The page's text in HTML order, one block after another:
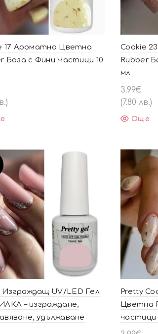
17 Ароматна Цветна
База с Фини Частици 10
Cookie
Rubber
мл
3.99€
(7.80 лв.)
Още
Изграждащ UV/LED Гел
– изграждане,
удължаване
Pretty
Цветна
частици